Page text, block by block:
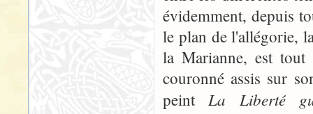
évidemment, depuis
le plan de l'allégorie,
la Marianne, est
couronné assis sur
peintLa Liberté